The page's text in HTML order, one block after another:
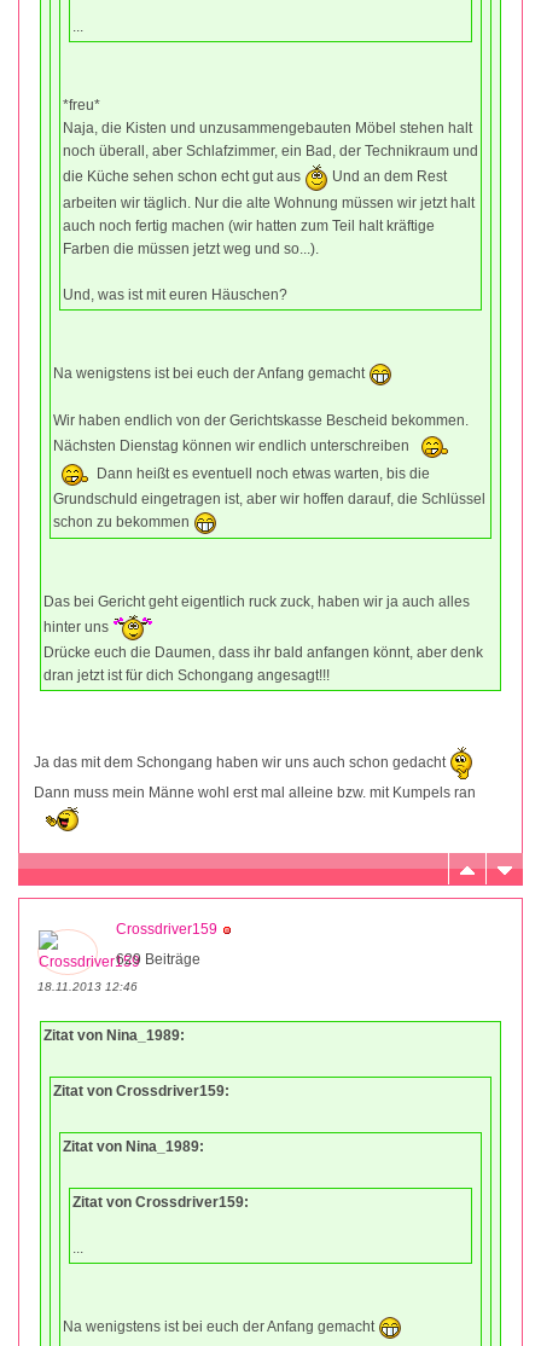
...
*freu*
Naja, die Kisten und unzusammengebauten Möbel stehen halt
noch überall, aber Schlafzimmer, ein Bad, der Technikraum und
die Küche sehen schon echt gut aus
Und an dem Rest
arbeiten wir täglich. Nur die alte Wohnung müssen wir jetzt halt
auch noch fertig machen (wir hatten zum Teil halt kräftige
Farben die müssen jetzt weg und so...).
Und, was ist mit euren Häuschen?
Na wenigstens ist bei euch der Anfang gemacht
Wir haben endlich von der Gerichtskasse Bescheid bekommen.
Nächsten Dienstag können wir endlich unterschreiben
Dann heißt es eventuell noch etwas warten, bis die
Grundschuld eingetragen ist, aber wir hoffen darauf, die Schlüssel
schon zu bekommen
Das bei Gericht geht eigentlich ruck zuck, haben wir ja auch alles
hinter uns
Drücke euch die Daumen, dass ihr bald anfangen könnt, aber denk
dran jetzt ist für dich Schongang angesagt!!!
Ja das mit dem Schongang haben wir uns auch schon gedacht
Dann muss mein Männe wohl erst mal alleine bzw. mit Kumpels ran
Crossdriver159
629 Beiträge
18.11.2013 12:46
Zitat von Nina_1989:
Zitat von Crossdriver159:
Zitat von Nina_1989:
Zitat von Crossdriver159:
...
Na wenigstens ist bei euch der Anfang gemacht